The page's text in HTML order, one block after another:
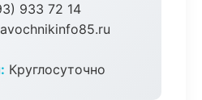
933 72 14
Круглосуточно